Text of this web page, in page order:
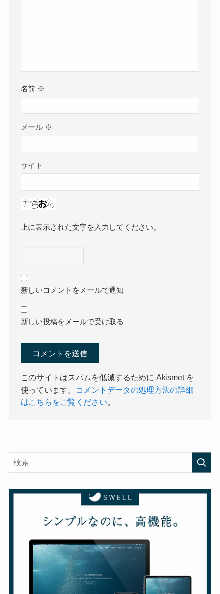
名前 ※
メール ※
サイト
上に表示された文字を入力してください。
新しいコメントをメールで通知
新しい投稿をメールで受け取る
このサイトはスパムを低減するために Akismet を
使っています。
コメントデータの処理方法の詳細
はこちらをご覧ください。